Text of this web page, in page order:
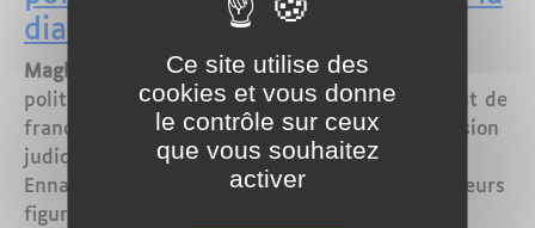
diaspora maghrébine
Maglor- Tunis – juillet 2025Dans un contexte
politique de plus en plus tendu, la Tunisie vient de
franchir un nouveau cap en matière de répression
judiciaire. Le président historique du parti
Ennahdha,
Rached Ghannouchi
, ainsi que plusieurs
figures politiques et sécuritaires, ont été
Ce site utilise des
cookies et vous donne
le contrôle sur ceux
que vous souhaitez
activer